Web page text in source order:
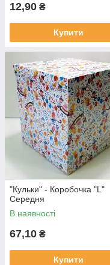
12,90 ₴
Купити
"Кульки" - Коробочка "L"
Середня
В наявності
67,10 ₴
Купити